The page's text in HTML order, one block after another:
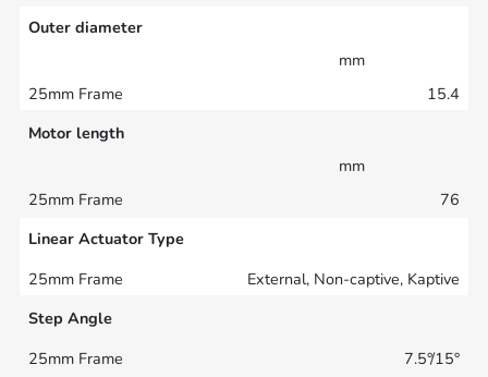
Outer diameter
mm
15.4
Motor length
mm
76
Linear Actuator Type
External, Non-captive, Kaptive
Step Angle
7.5°/15°